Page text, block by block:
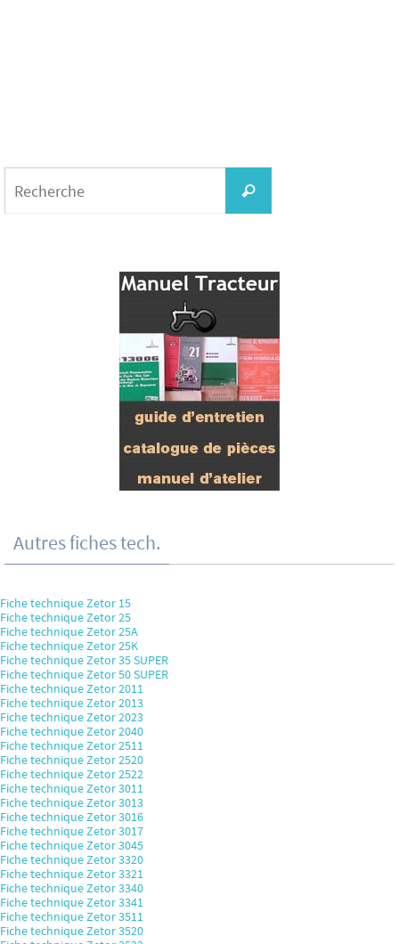
Recherche
Autres fiches tech.
Fiche technique Zetor 15
Fiche technique Zetor 25
Fiche technique Zetor 25A
Fiche technique Zetor 25K
Fiche technique Zetor 35 SUPER
Fiche technique Zetor 50 SUPER
Fiche technique Zetor 2011
Fiche technique Zetor 2013
Fiche technique Zetor 2023
Fiche technique Zetor 2040
Fiche technique Zetor 2511
Fiche technique Zetor 2520
Fiche technique Zetor 2522
Fiche technique Zetor 3011
Fiche technique Zetor 3013
Fiche technique Zetor 3016
Fiche technique Zetor 3017
Fiche technique Zetor 3045
Fiche technique Zetor 3320
Fiche technique Zetor 3321
Fiche technique Zetor 3340
Fiche technique Zetor 3341
Fiche technique Zetor 3511
Fiche technique Zetor 3520